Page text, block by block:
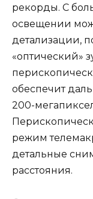
рекорды. С
освещении
детализации,
«оптический»
обеспечит
200-
режим
детальные
расстояния.